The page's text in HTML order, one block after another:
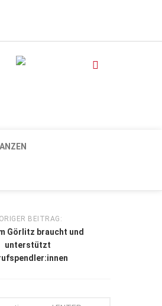
BEITRAG:
Görlitz braucht und
unterstützt